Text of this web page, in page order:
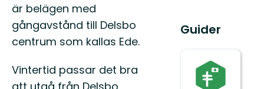
är belägen med
gångavstånd till Delsbo
centrum som kallas Ede.
Vintertid passar det bra
Guider